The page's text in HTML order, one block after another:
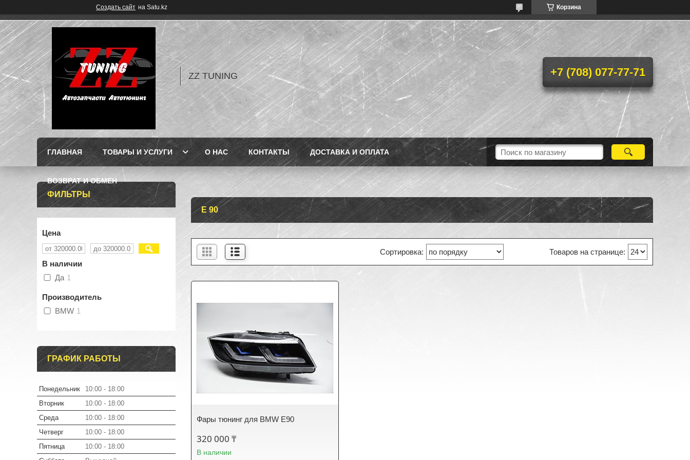
Создать сайт на Satu.kz Корзина
ZZ TUNING +7 (708) 077-77-71
ГЛАВНАЯ ТОВАРЫ И УСЛУГИ О НАС КОНТАКТЫ ДОСТАВКА И ОПЛАТА
ВОЗВРАТ И ОБМЕН
E 90
Фары тюнинг для BMW E90
320 000 ₸
В наличии
ФИЛЬТРЫ
Цена
В наличии
Да 1
Производитель
BMW 1
ГРАФИК РАБОТЫ
Понедельник 10:00
18:00
Вторник
10:00
18:00
Среда
10:00
18:00
Четверг
10:00
18:00
Пятница
10:00
18:00